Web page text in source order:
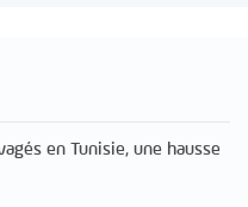
en Tunisie, une hausse